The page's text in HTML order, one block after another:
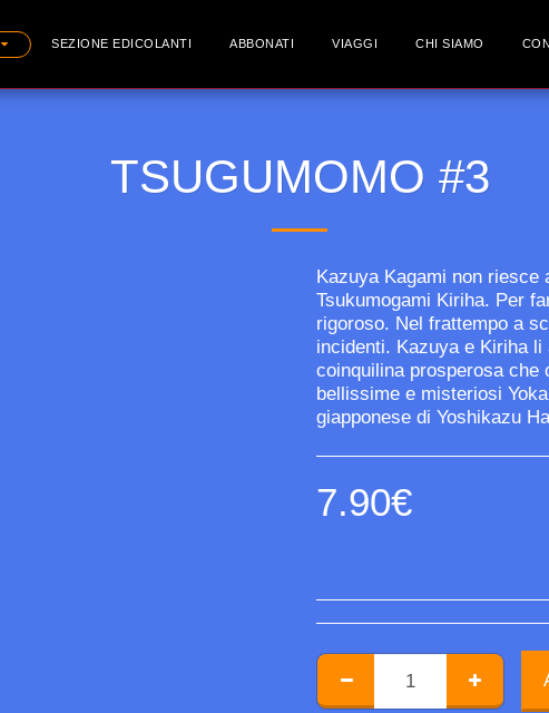
SEZIONE EDICOLANTI ABBONATI VIAGGI CHI SIAMO
TSUGUMOMO #3
Kazuya Kagami non riesce
Tsukumogami Kiriha. Per
rigoroso. Nel frattempo a
incidenti. Kazuya e Kiriha
coinquilina prosperosa che
bellissime e misteriosi
giapponese di Yoshikazu
7.90€